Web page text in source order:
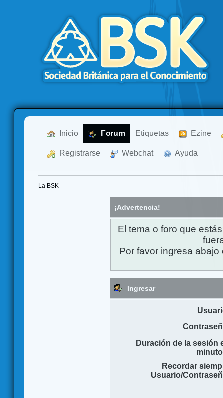
Inicio Forum Etiquetas Ezine
Registrarse Webchat Ayuda
La BSK
¡Advertencia!
El tema o foro que
Por favor ingresa
Ingresar
Duración de la sesión
Recordar
Usuario/